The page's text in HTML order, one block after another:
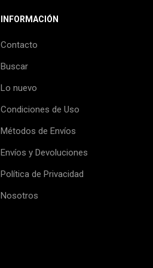
INFORMACIÓN
Contacto
Buscar
Lo nuevo
Condiciones de Uso
Métodos de Envíos
Envíos y Devoluciones
Política de Privacidad
Nosotros